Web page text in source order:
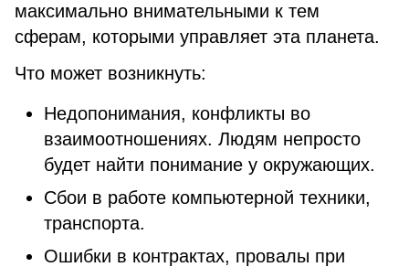
максимально внимательными к тем
сферам, которыми управляет эта планета.
Что может возникнуть:
Недопонимания, конфликты во
взаимоотношениях. Людям непросто
будет найти понимание у окружающих.
Сбои в работе компьютерной техники,
транспорта.
Ошибки в контрактах, провалы при